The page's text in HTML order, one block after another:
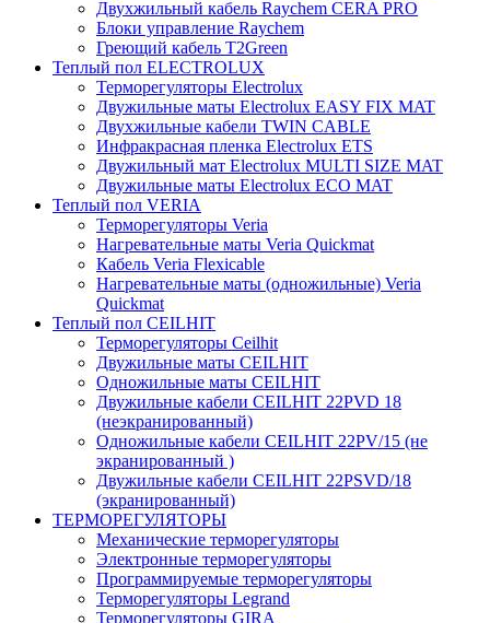
Двухжильный кабель Raychem CERA PRO
Блоки управление Raychem
Греющий кабель T2Green
Теплый пол ELECTROLUX
Терморегуляторы Electrolux
Двужильные маты Electrolux EASY FIX MAT
Двухжильные кабели TWIN CABLE
Инфракрасная пленка Electrolux ETS
Двужильный мат Electrolux MULTI SIZE MAT
Двужильные маты Electrolux ECO MAT
Теплый пол VERIA
Терморегуляторы Veria
Нагревательные маты Veria Quickmat
Кабель Veria Flexicable
Нагревательные маты (одножильные) Veria
Quickmat
Теплый пол CEILHIT
Терморегуляторы Ceilhit
Двужильные маты CEILHIT
Одножильные маты CEILHIT
Двужильные кабели CEILHIT 22PVD 18
(неэкранированный)
Одножильные кабели CEILHIT 22PV/15 (не
экранированный )
Двужильные кабели CEILHIT 22PSVD/18
(экранированный)
ТЕРМОРЕГУЛЯТОРЫ
Механические терморегуляторы
Электронные терморегуляторы
Программируемые терморегуляторы
Терморегуляторы Legrand
Терморегуляторы GIRA